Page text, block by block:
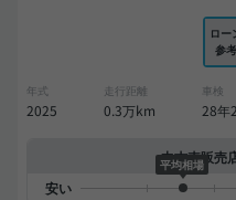
ロー
参考
年式
2025
走行距離
0.3万km
車検
28年
中古車販売
平均相場